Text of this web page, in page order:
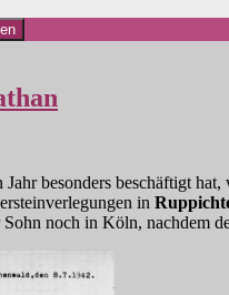
besonders beschäftigt hat,
in
noch in Köln, nachdem